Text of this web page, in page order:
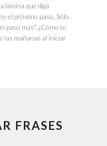
lámina que diga
el próximo paso. Sólo
paso más". ¿Cómo te
las mañanas al iniciar
FRASES